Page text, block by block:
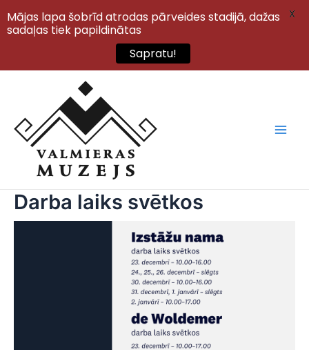
Darba laiks svētkos
Mājas lapa šobrīd atrodas pārveides stadijā, dažas
sadaļas tiek papildinātas
Sapratu!
X